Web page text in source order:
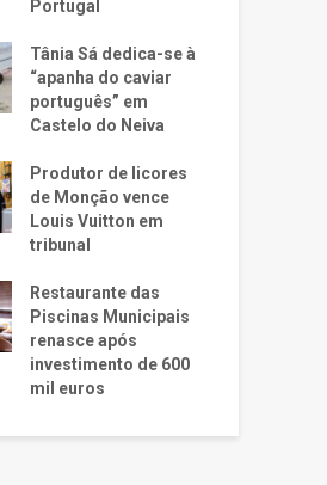
Portugal
Tânia Sá dedica-se à
“apanha do caviar
português” em
Castelo do Neiva
Produtor de licores
de Monção vence
Louis Vuitton em
tribunal
Restaurante das
Piscinas Municipais
renasce após
investimento de 600
mil euros